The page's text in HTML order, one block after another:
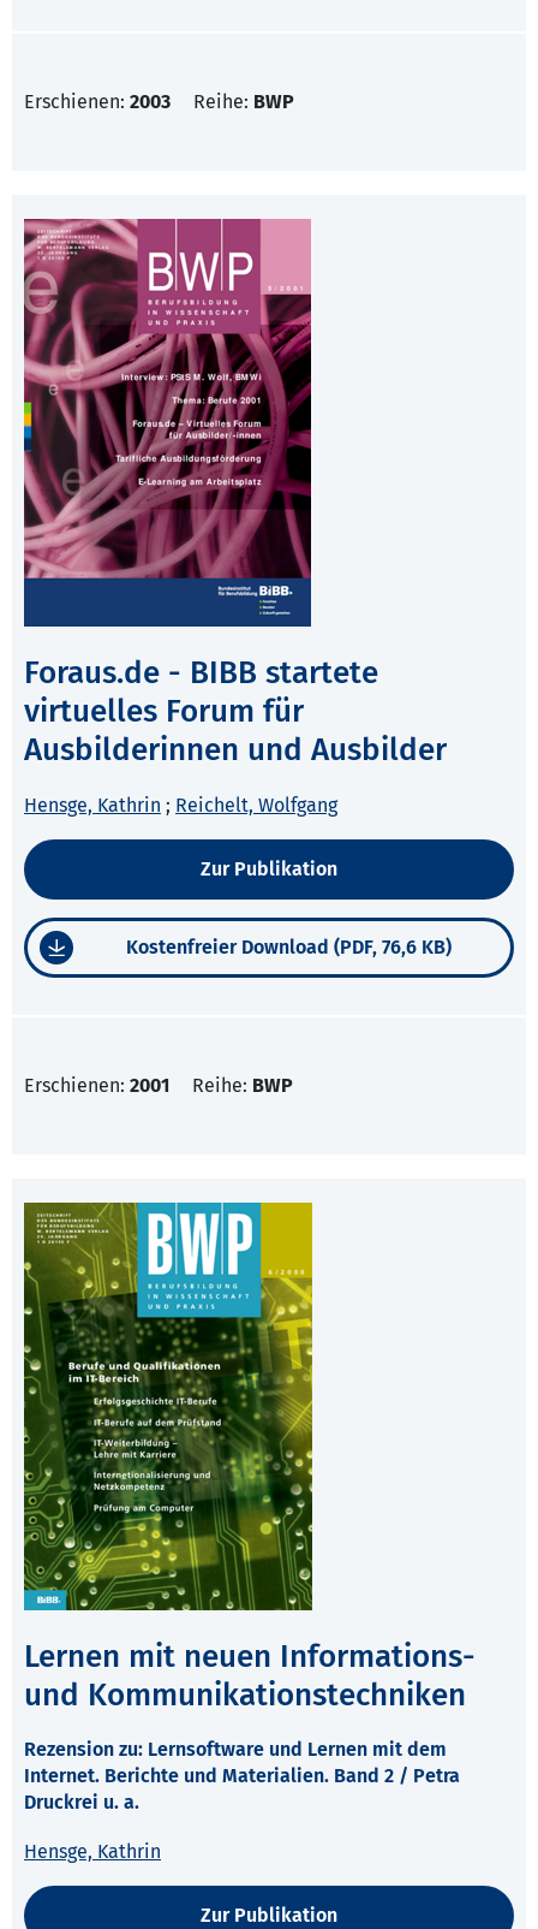
Erschienen: 2003 Reihe: BWP
Foraus.de - BIBB startete
virtuelles Forum für
Ausbilderinnen und Ausbilder
Hensge, Kathrin ; Reichelt, Wolfgang
Zur Publikation
Kostenfreier Download (PDF, 76,6 KB)
Erschienen: 2001 Reihe: BWP
Lernen mit neuen Informations-
und Kommunikationstechniken
Rezension zu: Lernsoftware und Lernen mit dem
Internet. Berichte und Materialien. Band 2 / Petra
Druckrei u. a.
Hensge, Kathrin
Zur Publikation